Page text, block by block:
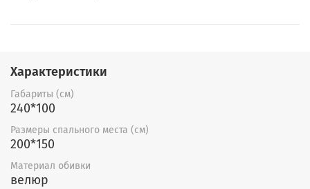
Характеристики
Габариты (см)
240*100
Размеры спального места (см)
200*150
Материал обивки
велюр